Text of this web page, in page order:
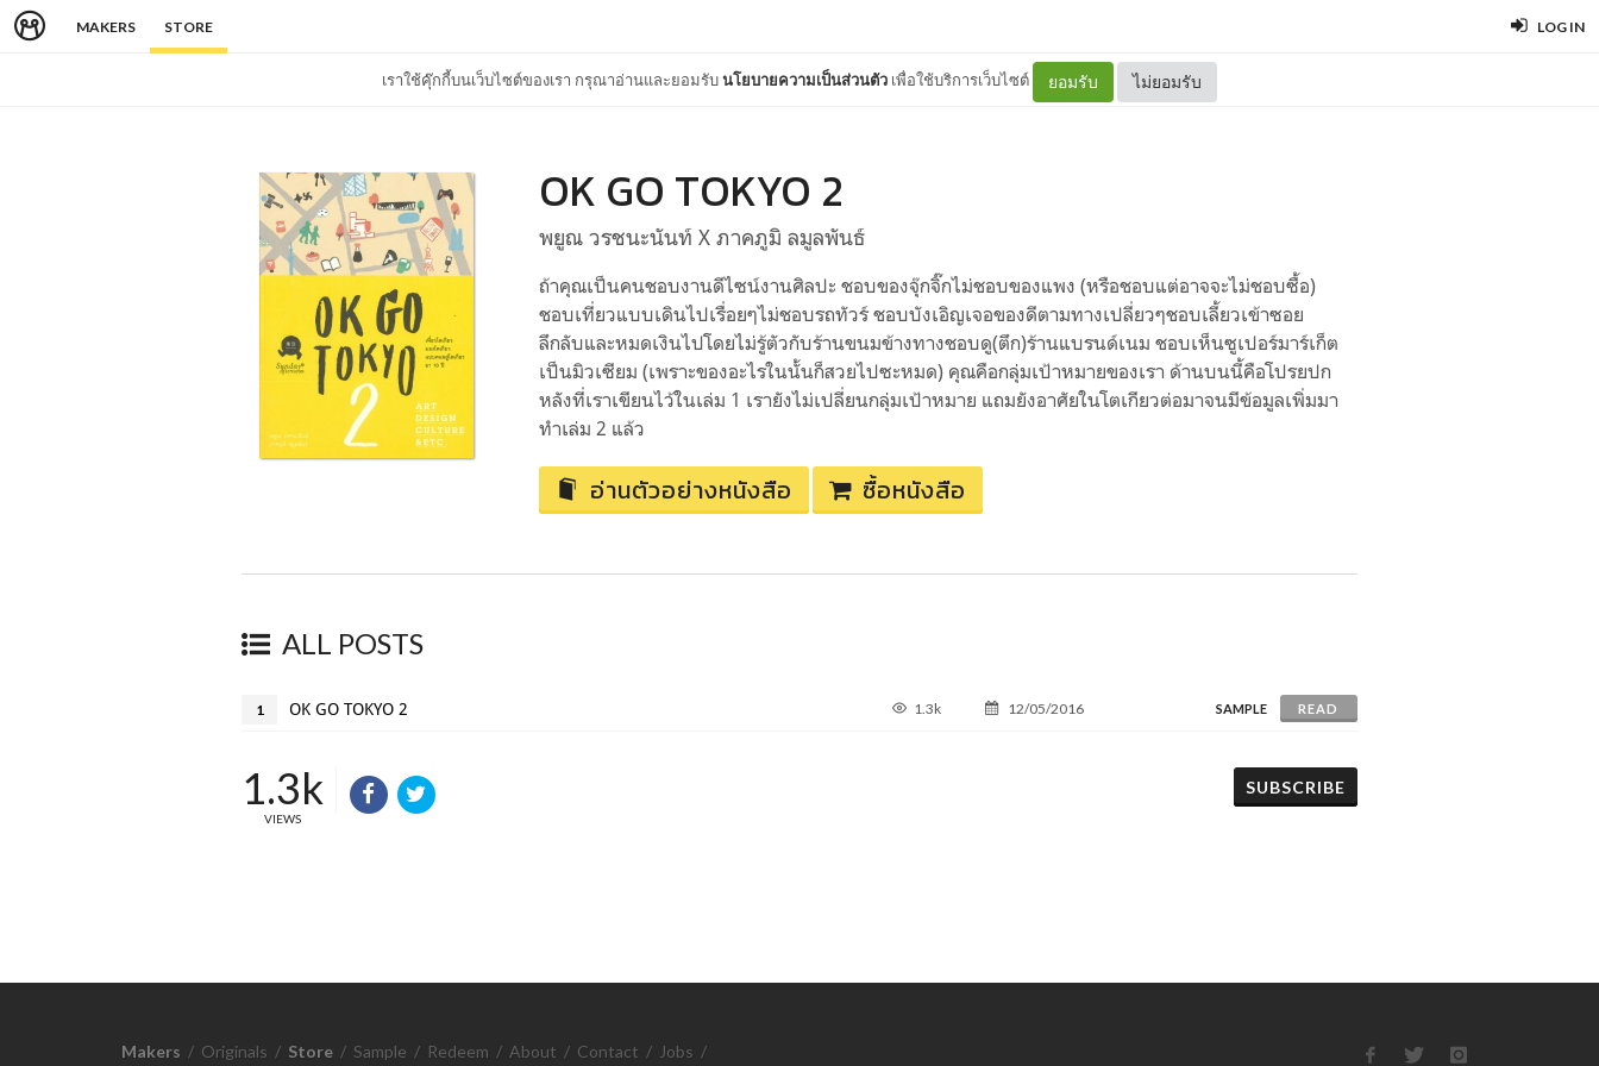
MAKERS STORE LOG IN
เราใช้คุ๊กกี้บนเว็บไซต์ของเรา กรุณาอ่านและยอมรับนโยบายความเป็นส่วนตัว เพื่อใช้บริการเว็บไซต์ ยอมรับ ไม่ยอมรับ
OK GO TOKYO 2
พยูณ วรชนะนันท์ X ภาคภูมิ ลมูลพันธ์
ถ้าคุณเป็นคนชอบงานดีไซน์งานศิลปะ ชอบของจุ๊กจิ๊กไม่ชอบของแพง (หรือชอบแต่อาจจะไม่ชอบซื้อ)
ชอบเที่ยวแบบเดินไปเรื่อยๆไม่ชอบรถทัวร์ ชอบบังเอิญเจอของดีตามทางเปลี่ยวๆชอบเลี้ยวเข้าซอย
ลึกลับและหมดเงินไปโดยไม่รู้ตัวกับร้านขนมข้างทางชอบดู(ตึก)ร้านแบรนด์เนม ชอบเห็นซูเปอร์มาร์เก็ต
เป็นมิวเซียม (เพราะของอะไรในนั้นก็สวยไปซะหมด) คุณคือกลุ่มเป้าหมายของเรา ด้านบนนี้คือโปรยปก
หลังที่เราเขียนไว้ในเล่ม 1 เรายังไม่เปลี่ยนกลุ่มเป้าหมาย แถมยังอาศัยในโตเกียวต่อมาจนมีข้อมูลเพิ่มมา
ทำเล่ม 2 แล้ว
อ่านตัวอย่างหนังสือ ซื้อหนังสือ
ALL POSTS
1 OK GO TOKYO 2 1.3k 12/05/2016 SAMPLE READ
1.3k
VIEWS
SUBSCRIBE
Makers / Originals / Store / Sample / Redeem / About / Contact / Jobs /